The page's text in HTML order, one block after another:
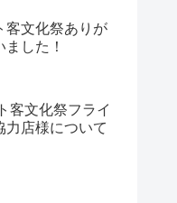
客文化祭ありが
ました！
客文化祭フライ
力店様について